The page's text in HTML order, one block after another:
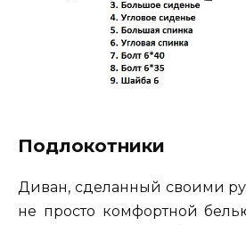
Подлокотники
Диван, сделанный своими
не просто комфортной